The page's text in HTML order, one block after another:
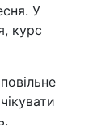
У
курс